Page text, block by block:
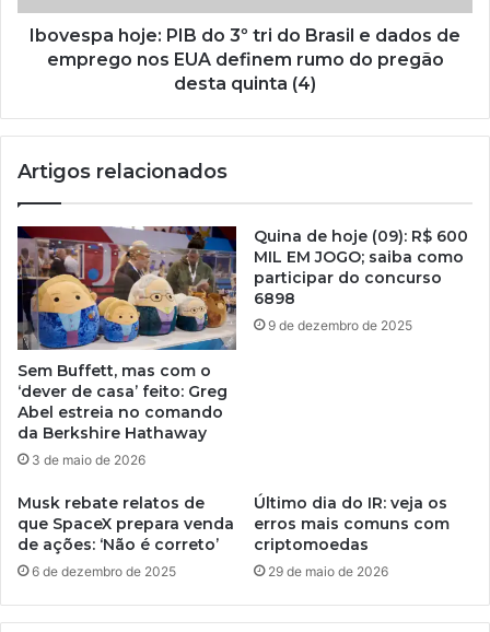
Ibovespa hoje: PIB do 3º tri do Brasil e dados de
emprego nos EUA definem rumo do pregão
desta quinta (4)
Artigos relacionados
Sem Buffett, mas com o
‘dever de casa’ feito: Greg
Abel estreia no comando
da Berkshire Hathaway
3 de maio de 2026
Quina de hoje (09): R$ 600
MIL EM JOGO; saiba como
participar do concurso
6898
9 de dezembro de 2025
Musk rebate relatos de
que SpaceX prepara venda
de ações: ‘Não é correto’
6 de dezembro de 2025
Último dia do IR: veja os
erros mais comuns com
criptomoedas
29 de maio de 2026